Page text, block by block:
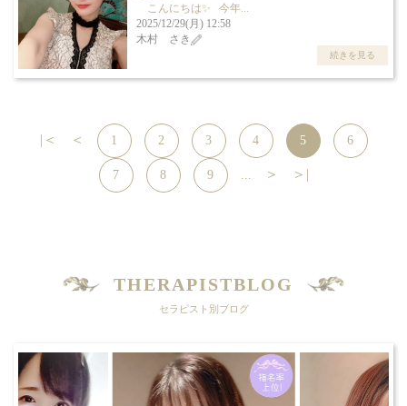
こんにちは✨ 今年...
2025/12/29(月) 12:58
木村 さき
続きを見る
|＜ ＜ 1 2 3 4 5 6
7 8 9 ... ＞ ＞|
THERAPISTBLOG
セラピスト別ブログ